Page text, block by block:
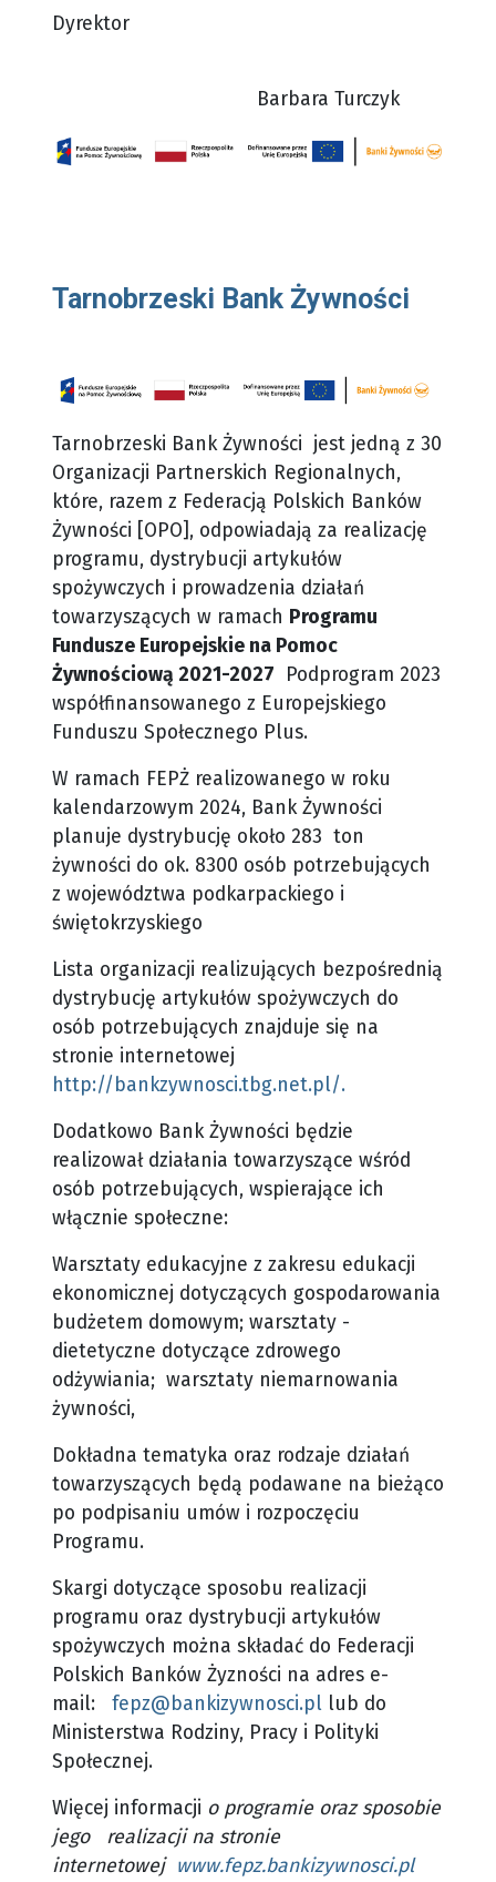
Dyrektor
Barbara Turczyk
Tarnobrzeski Bank Żywności
Tarnobrzeski Bank Żywności jest jedną z 30
Organizacji Partnerskich Regionalnych,
które, razem z Federacją Polskich Banków
Żywności [OPO], odpowiadają za realizację
programu, dystrybucji artykułów
spożywczych i prowadzenia działań
towarzyszących w ramach Programu
Fundusze Europejskie na Pomoc
Żywnościową 2021-2027 Podprogram 2023
współfinansowanego z Europejskiego
Funduszu Społecznego Plus.
W ramach FEPŻ realizowanego w roku
kalendarzowym 2024, Bank Żywności
planuje dystrybucję około 283 ton
żywności do ok. 8300 osób potrzebujących
z województwa podkarpackiego i
świętokrzyskiego
Lista organizacji realizujących bezpośrednią
dystrybucję artykułów spożywczych do
osób potrzebujących znajduje się na
stronie internetowej
http://bankzywnosci.tbg.net.pl/.
Dodatkowo Bank Żywności będzie
realizował działania towarzyszące wśród
osób potrzebujących, wspierające ich
włącznie społeczne:
Warsztaty edukacyjne z zakresu edukacji
ekonomicznej dotyczących gospodarowania
budżetem domowym; warsztaty -
dietetyczne dotyczące zdrowego
odżywiania; warsztaty niemarnowania
żywności,
Dokładna tematyka oraz rodzaje działań
towarzyszących będą podawane na bieżąco
po podpisaniu umów i rozpoczęciu
Programu.
Skargi dotyczące sposobu realizacji
programu oraz dystrybucji artykułów
spożywczych można składać do Federacji
Polskich Banków Żyzności na adres e-
mail: fepz@bankizywnosci.pl lub do
Ministerstwa Rodziny, Pracy i Polityki
Społecznej.
Więcej informacji o programie oraz sposobie
jego realizacji na stronie
internetowej www.fepz.bankizywnosci.­pl